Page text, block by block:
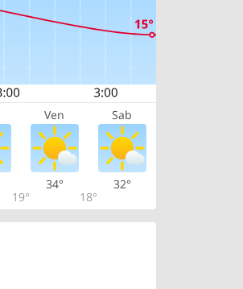
Ven Sab
19°
34°
18°
32°